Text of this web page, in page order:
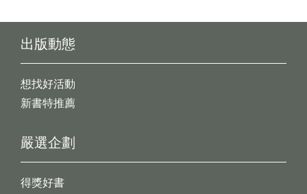
出版動態
想找好活動
新書特推薦
嚴選企劃
得獎好書